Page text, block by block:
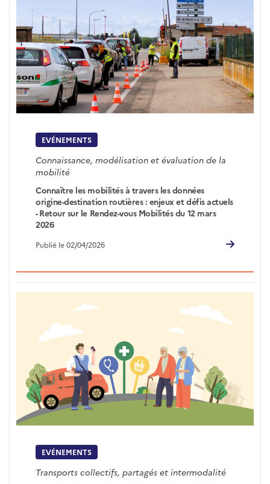
EVÉNEMENTS
Connaissance, modélisation et évaluation de la
mobilité
Connaître les mobilités à travers les données
origine-destination routières : enjeux et défis actuels
- Retour sur le Rendez-vous Mobilités du 12 mars
2026
Publié le 02/04/2026
EVÉNEMENTS
Transports collectifs, partagés et intermodalité